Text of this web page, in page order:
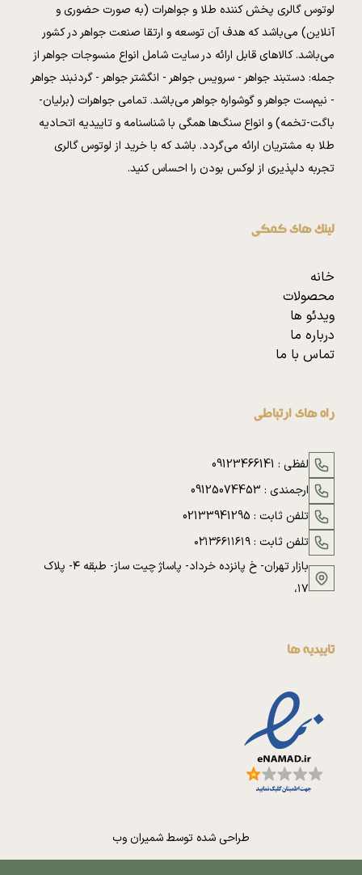
لوتوس گالری پخش کننده طلا و جواهرات (به صورت حضوری و
آنلاین) می‌باشد که هدف آن توسعه و ارتقا صنعت جواهر در کشور
می‌باشد. کالا‌های قابل ارائه در سایت شامل انواع منسوجات جواهر از
جمله: دستبند جواهر - سرویس جواهر - انگشتر جواهر - گردنبند جواهر
- نیم‌ست جواهر و گوشواره جواهر می‌باشد. تمامی جواهرات (برلیان-
باگت-تخمه) و انواع سنگ‌ها همگی با شناسنامه و تاییدیه اتحادیه
طلا به مشتریان ارائه می‌گردد. باشد که با خرید از لوتوس گالری
تجربه دلپذیری از لوکس بودن را احساس کنید.
لینک های کمکی
خانه
محصولات
ویدئو ها
درباره ما
تماس با ما
راه های ارتباطی
لفظی : 09123466141
ارجمندی : 09125074453
تلفن ثابت : 02133941295
تلفن ثابت :۰۲۱۳۶۶۱۱۶۱۹
بازار تهران- خ پانزده خرداد- پاساژ چیت ساز- طبقه ۴- پلاک
۱۷،
تاییدیه ها
طراحی شده توسطشمیران وب